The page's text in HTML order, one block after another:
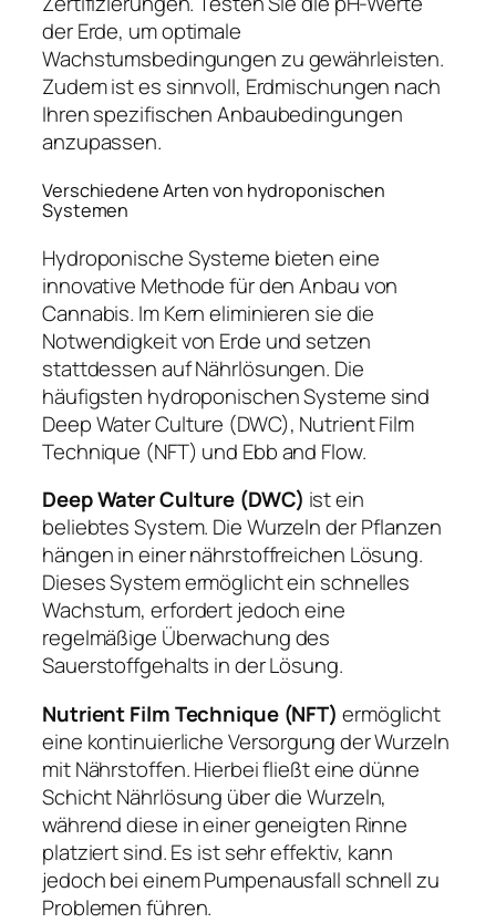
der Erde, um optimale
Wachstumsbedingungen zu gewährleisten.
Zudem ist es sinnvoll, Erdmischungen nach
Ihren spezifischen Anbaubedingungen
anzupassen.
Verschiedene Arten von hydroponischen
Systemen
Hydroponische Systeme bieten eine
innovative Methode für den Anbau von
Cannabis. Im Kern eliminieren sie die
Notwendigkeit von Erde und setzen
stattdessen auf Nährlösungen. Die
häufigsten hydroponischen Systeme sind
Deep Water Culture (DWC), Nutrient Film
Technique (NFT) und Ebb and Flow.
Deep Water Culture (DWC) ist ein
beliebtes System. Die Wurzeln der Pflanzen
hängen in einer nährstoffreichen Lösung.
Dieses System ermöglicht ein schnelles
Wachstum, erfordert jedoch eine
regelmäßige Überwachung des
Sauerstoffgehalts in der Lösung.
Nutrient Film Technique (NFT) ermöglicht
eine kontinuierliche Versorgung der Wurzeln
mit Nährstoffen. Hierbei fließt eine dünne
Schicht Nährlösung über die Wurzeln,
während diese in einer geneigten Rinne
platziert sind. Es ist sehr effektiv, kann
jedoch bei einem Pumpenausfall schnell zu
Problemen führen.